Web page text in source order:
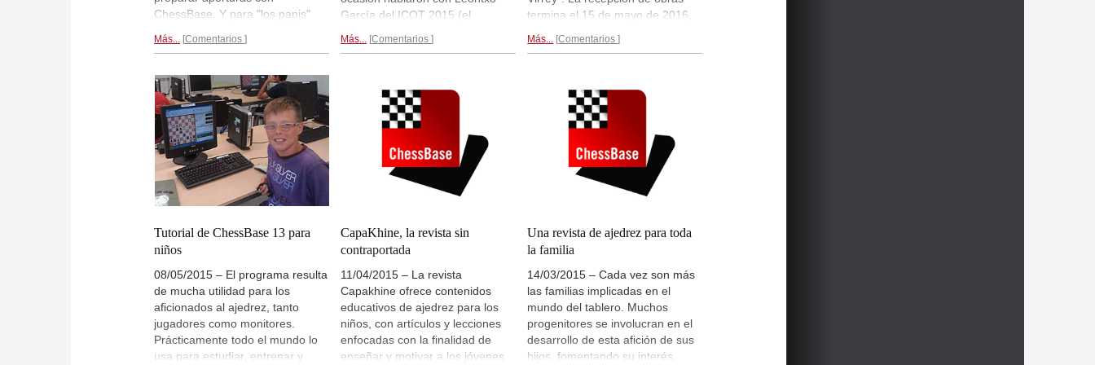
ChessBase. Y para "los papis"
padres de niños ajedrecistas
trabajar con el ajedrez hasta el
envejecimiento.Vista previa...
Más... Comentarios
García del ICOT 2015 (el
importante del mundo, en el que
realizaron una entrevista con Luis
Fernández Siles, de la revista
CapaKhine.Eso y más...
Más... Comentarios
termina el 15 de mayo de 2016,
libro de Francesch Vicent en
mayoría de ajedrez moderno.
detalles...
Más... Comentarios
Tutorial de ChessBase 13 para
niños
08/05/2015 – El programa resulta
de mucha utilidad para los
aficionados al ajedrez, tanto
jugadores como monitores.
Prácticamente todo el mundo lo
usa para estudiar, entrenar y
CapaKhine, la revista sin
contraportada
11/04/2015 – La revista
Capakhine ofrece contenidos
educativos de ajedrez para los
niños, con artículos y lecciones
enfocadas con la finalidad de
enseñar y motivar a los jóvenes
Una revista de ajedrez para toda
la familia
14/03/2015 – Cada vez son más
las familias implicadas en el
mundo del tablero. Muchos
progenitores se involucran en el
desarrollo de esta afición de sus
hijos, fomentando su interés,